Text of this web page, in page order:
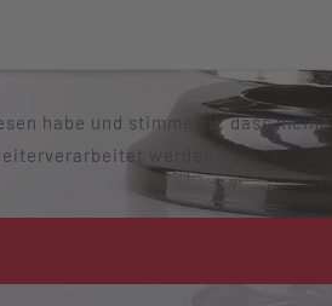
habe und stimme zu, dass meine
werden.